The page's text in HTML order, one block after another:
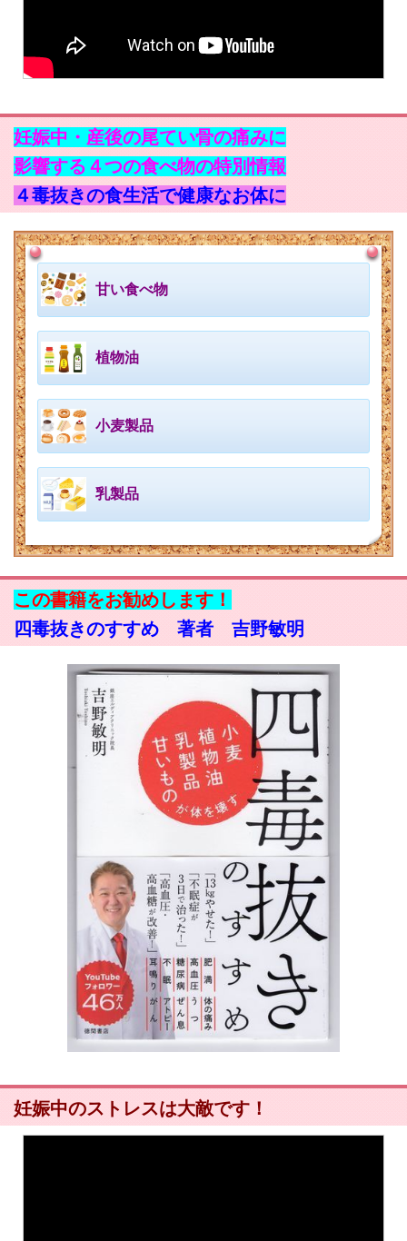
妊娠中・産後の尾てい骨の痛みに
影響する４つの食べ物の特別情報
４毒抜きの食生活で健康なお体に
甘い食べ物
植物油
小麦製品
乳製品
この書籍をお勧めします！
四毒抜きのすすめ 著者 吉野敏明
妊娠中のストレスは大敵です！